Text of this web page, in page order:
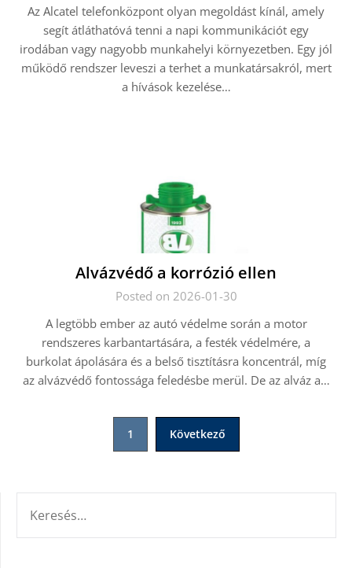
Az Alcatel telefonközpont olyan megoldást kínál, amely
segít átláthatóvá tenni a napi kommunikációt egy
irodában vagy nagyobb munkahelyi környezetben. Egy jól
működő rendszer leveszi a terhet a munkatársakról, mert
a hívások kezelése…
Alvázvédő a korrózió ellen
Posted on 2026-01-30
A legtöbb ember az autó védelme során a motor
rendszeres karbantartására, a festék védelmére, a
burkolat ápolására és a belső tisztításra koncentrál, míg
az alvázvédő fontossága feledésbe merül. De az alváz a…
1 Következő